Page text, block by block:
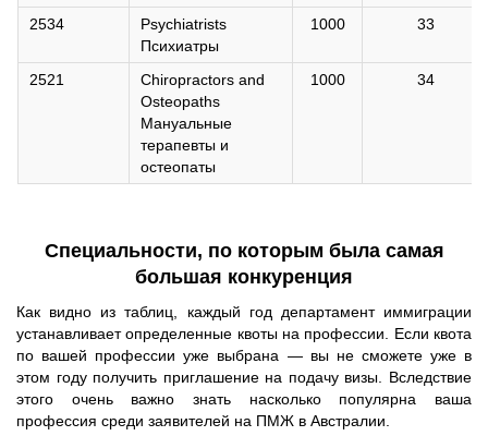
2534
Psychiatrists
Психиатры
1000 33
2521
Chiropractors and
Osteopaths
Мануальные
терапевты и
остеопаты
1000 34
Специальности, по которым была самая
большая конкуренция
Как видно из таблиц, каждый год департамент иммиграции
устанавливает определенные квоты на профессии. Если квота
по вашей профессии уже выбрана — вы не сможете уже в
этом году получить приглашение на подачу визы. Вследствие
этого очень важно знать насколько популярна ваша
профессия среди заявителей на ПМЖ в Австралии.